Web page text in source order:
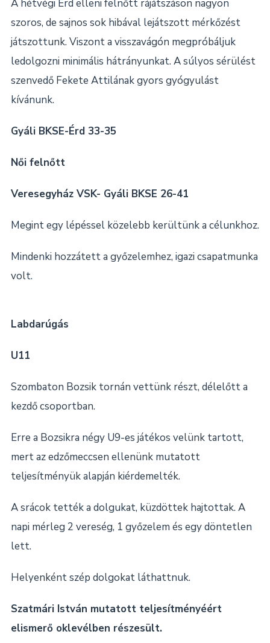
A hétvégi Érd elleni felnőtt rájátszáson nagyon
szoros, de sajnos sok hibával lejátszott mérkőzést
játszottunk. Viszont a visszavágón megpróbáljuk
ledolgozni minimális hátrányunkat. A súlyos sérülést
szenvedő Fekete Attilának gyors gyógyulást
kívánunk.
Gyáli BKSE-Érd 33-35
Női felnőtt
Veresegyház VSK- Gyáli BKSE 26-41
Megint egy lépéssel közelebb kerültünk a célunkhoz.
Mindenki hozzátett a győzelemhez, igazi csapatmunka
volt.
Labdarúgás
U11
Szombaton Bozsik tornán vettünk részt, délelőtt a
kezdő csoportban.
Erre a Bozsikra négy U9-es játékos velünk tartott,
mert az edzőmeccsen ellenünk mutatott
teljesítményük alapján kiérdemelték.
A srácok tették a dolgukat, küzdöttek hajtottak. A
napi mérleg 2 vereség, 1 győzelem és egy döntetlen
lett.
Helyenként szép dolgokat láthattnuk.
Szatmári István mutatott teljesítményéért
elismerő oklevélben részesült.